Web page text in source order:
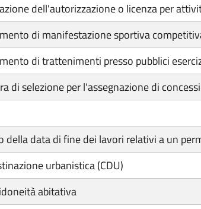
dell'autorizzazione o licenza per
di manifestazione sportiva
di trattenimenti presso pubblici
di selezione per l'assegnazione di
data di fine dei lavori relativi a un
urbanistica (CDU)
abitativa